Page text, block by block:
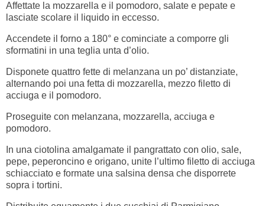
Affettate la mozzarella e il pomodoro, salate e pepate e
lasciate scolare il liquido in eccesso.
Accendete il forno a 180° e cominciate a comporre gli
sformatini in una teglia unta d’olio.
Disponete quattro fette di melanzana un po’ distanziate,
alternando poi una fetta di mozzarella, mezzo filetto di
acciuga e il pomodoro.
Proseguite con melanzana, mozzarella, acciuga e
pomodoro.
In una ciotolina amalgamate il pangrattato con olio, sale,
pepe, peperoncino e origano, unite l’ultimo filetto di acciuga
schiacciato e formate una salsina densa che disporrete
sopra i tortini.